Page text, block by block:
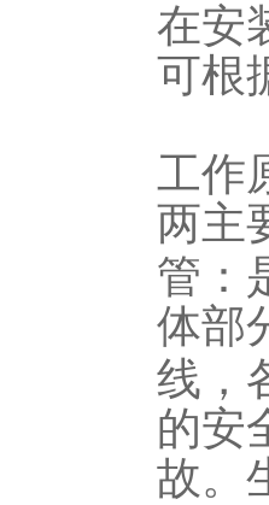
在安
可根
工作
两主
管：
体部
线，
的安
故。